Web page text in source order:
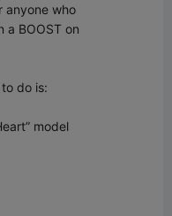
anyone who
a BOOST on
do is:
model